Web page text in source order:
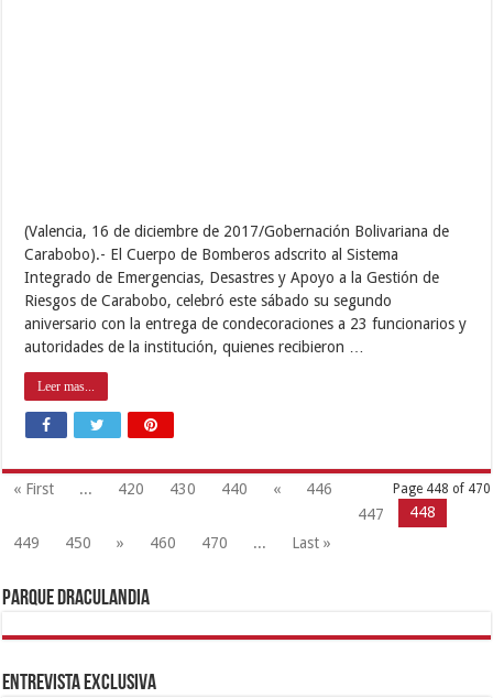
(Valencia, 16 de diciembre de 2017/Gobernación Bolivariana de
Carabobo).- El Cuerpo de Bomberos adscrito al Sistema
Integrado de Emergencias, Desastres y Apoyo a la Gestión de
Riesgos de Carabobo, celebró este sábado su segundo
aniversario con la entrega de condecoraciones a 23 funcionarios y
autoridades de la institución, quienes recibieron …
Leer mas...
Page 448 of 470
« First ... 420 430 440 «
446
447
448
449
450 » 460 470 ... Last »
Parque Draculandia
Entrevista Exclusiva